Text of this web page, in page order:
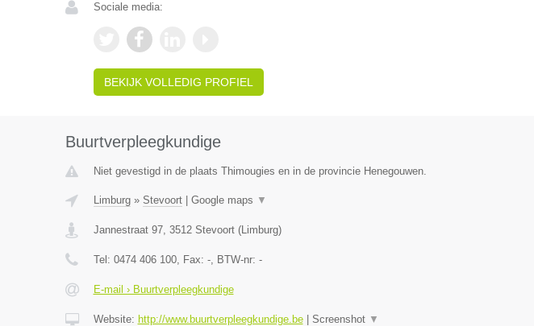
Sociale media:
BEKIJK VOLLEDIG PROFIEL
Buurtverpleegkundige
Niet gevestigd in de plaats Thimougies en in de provincie Henegouwen.
Limburg» Stevoort| Google maps ▼
Jannestraat 97, 3512 Stevoort(Limburg)
Tel: 0474 406 100, Fax: -, BTW-nr: -
E-mail › Buurtverpleegkundige
Website: http://www.buurtverpleegkundige.be| Screenshot ▼